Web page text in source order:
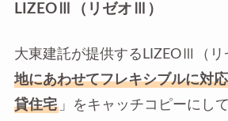
LIZEOⅢ（リゼオⅢ）
大東建託が提供するLIZEOⅢ（
地にあわせてフレキシブルに対
貸住宅」をキャッチコピーにし